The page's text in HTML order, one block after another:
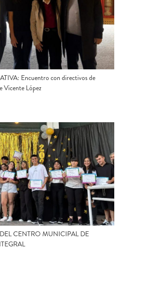
Encuentro con directivos de
Vicente López
CENTRO MUNICIPAL DE